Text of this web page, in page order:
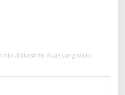
dipublikasikan. Ruas yang wajib